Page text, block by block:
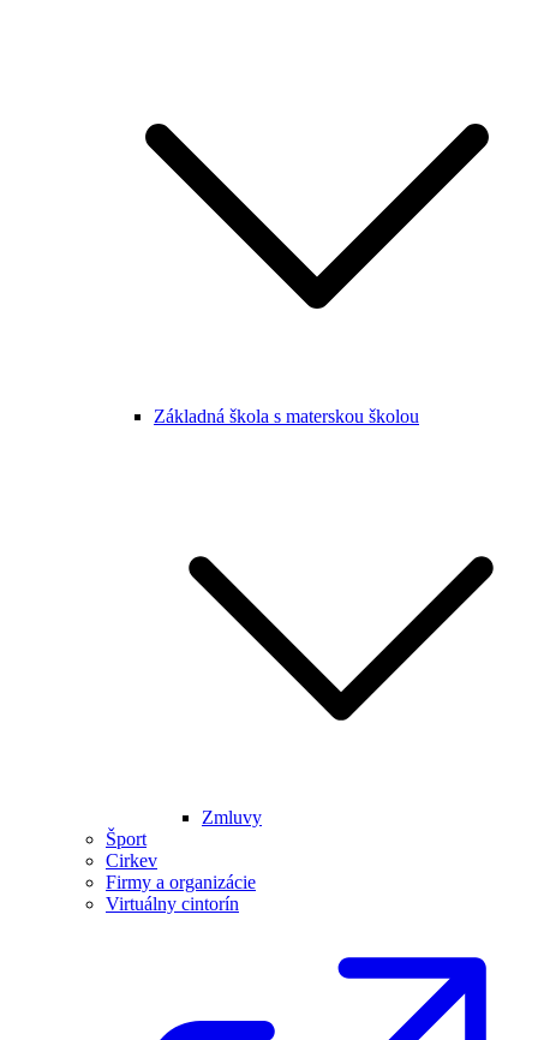
Základná škola s materskou školou
Zmluvy
Šport
Cirkev
Firmy a organizácie
Virtuálny cintorín